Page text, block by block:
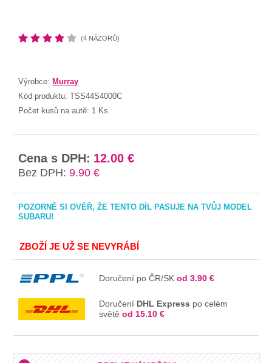
(4 NÁZORŮ)
Výrobce: Murray
Kód produktu:TSS44S4000C
Počet kusů na autě: 1 Ks
Cena s DPH: 12.00 €
Bez DPH: 9.90 €
POZORNĚ SI OVĚŘ, ŽE TENTO DÍL PASUJE NA TVŮJ MODEL
SUBARU!
ZBOŽÍ JE UŽ SE NEVYRÁBÍ
Doručení po ČR/SKod 3.90 €
Doručení DHL Express po celém
světěod 15.10 €